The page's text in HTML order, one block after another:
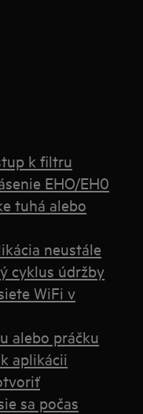
k filtru
EHO/EH0
tuhá alebo
neustále
cyklus údržby
WiFi v
alebo práčku
aplikácii
sa počas